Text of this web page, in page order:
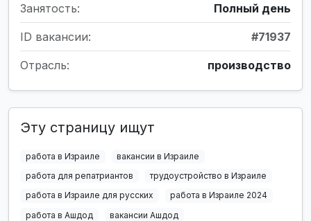
Занятость: Полный день
ID вакансии: #71937
Отрасль: производство
Эту страницу ищут
работа в Израиле
вакансии в Израиле
работа для репатриантов
трудоустройство в Израиле
работа в Израиле для русских
работа в Израиле 2024
работа в Ашдод
вакансии Ашдод